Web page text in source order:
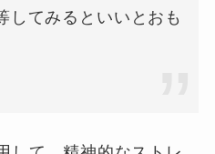
してみるといいとおも